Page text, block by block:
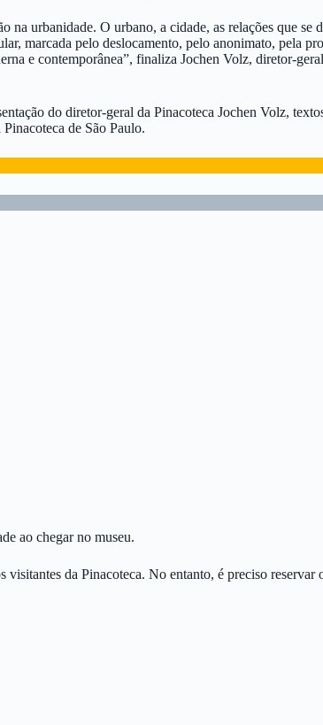
urbanidade. O urbano, a cidade, as relações que se
marcada pelo deslocamento, pelo anonimato, pela
e contemporânea”, finaliza Jochen Volz, diretor-
do diretor-geral da Pinacoteca Jochen Volz,
de São Paulo.
ao chegar no museu.
da Pinacoteca. No entanto, é preciso reservar